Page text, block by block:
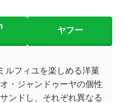
ヤフー
ルフィユを楽しめる洋菓
・ジャンドゥーヤの個性
ンドし、それぞれ異なる